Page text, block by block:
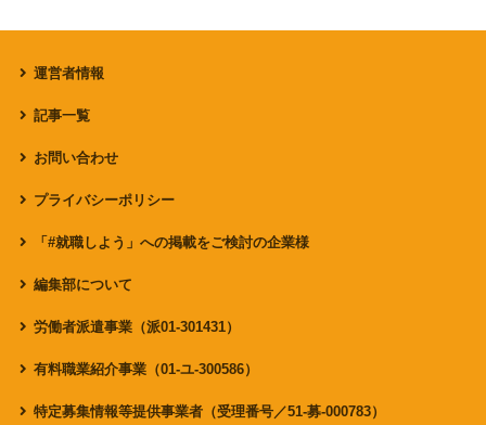
運営者情報
記事一覧
お問い合わせ
プライバシーポリシー
「#就職しよう」への掲載をご検討の企業様
編集部について
労働者派遣事業（派01-301431）
有料職業紹介事業（01-ユ-300586）
特定募集情報等提供事業者（受理番号／51-募-000783）